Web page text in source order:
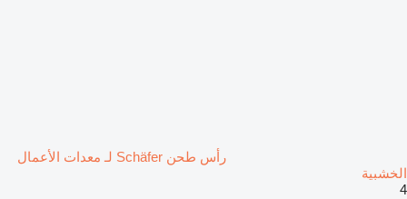
رأس طحن Schäfer لـ معدات الأعمال
الخشبية
4